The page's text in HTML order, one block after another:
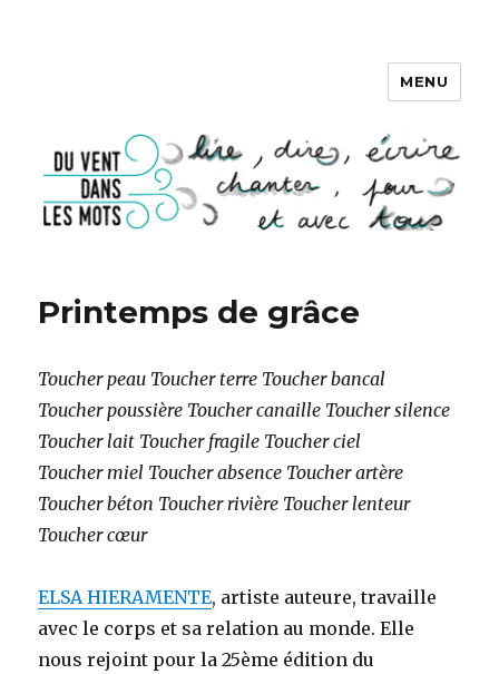
DU VENT DANS LES MOTS
MENU
Printemps de grâce
Toucher peau Toucher terre Toucher bancal
Toucher poussière Toucher canaille Toucher silence
Toucher lait Toucher fragile Toucher ciel
Toucher miel Toucher absence Toucher artère
Toucher béton Toucher rivière Toucher lenteur
Toucher cœur
ELSA HIERAMENTE, artiste auteure, travaille
avec le corps et sa relation au monde. Elle
nous rejoint pour la 25ème édition du